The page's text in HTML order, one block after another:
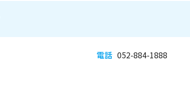
電話 052-884-1888